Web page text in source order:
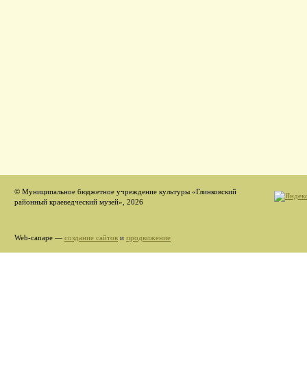
© Муниципальное бюджетное учреждение культуры «Глинковский
районный краеведческий музей», 2026
Web-canape — создание сайтов и продвижение